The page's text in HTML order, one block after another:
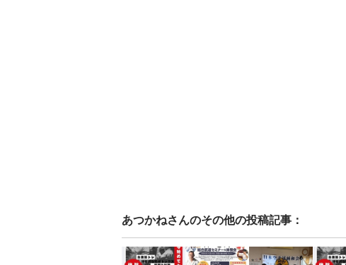
あつかねさんのその他の投稿記事：